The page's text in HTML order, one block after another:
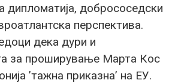
дипломатија, добрососедски
перспектива.
дека дури и
за проширување Марта Кос
’тажна приказна’ на ЕУ.